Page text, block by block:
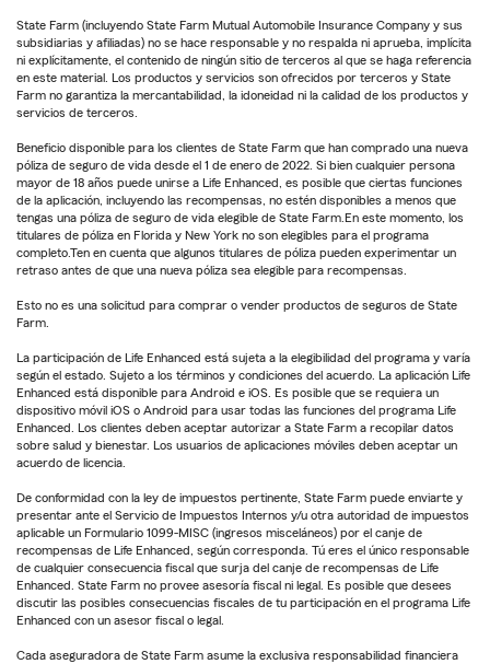
State Farm (incluyendo State Farm Mutual Automobile Insurance Company y sus
subsidiarias y afiliadas) no se hace responsable y no respalda ni aprueba, implícita
ni explícitamente, el contenido de ningún sitio de terceros al que se haga referencia
en este material. Los productos y servicios son ofrecidos por terceros y State
Farm no garantiza la mercantabilidad, la idoneidad ni la calidad de los productos y
servicios de terceros.
Beneficio disponible para los clientes de State Farm que han comprado una nueva
póliza de seguro de vida desde el 1 de enero de 2022. Si bien cualquier persona
mayor de 18 años puede unirse a Life Enhanced, es posible que ciertas funciones
de la aplicación, incluyendo las recompensas, no estén disponibles a menos que
tengas una póliza de seguro de vida elegible de State Farm.En este momento, los
titulares de póliza en Florida y New York no son elegibles para el programa
completo.Ten en cuenta que algunos titulares de póliza pueden experimentar un
retraso antes de que una nueva póliza sea elegible para recompensas.
Esto no es una solicitud para comprar o vender productos de seguros de State
Farm.
La participación de Life Enhanced está sujeta a la elegibilidad del programa y varía
según el estado. Sujeto a los términos y condiciones del acuerdo. La aplicación Life
Enhanced está disponible para Android e iOS. Es posible que se requiera un
dispositivo móvil iOS o Android para usar todas las funciones del programa Life
Enhanced. Los clientes deben aceptar autorizar a State Farm a recopilar datos
sobre salud y bienestar. Los usuarios de aplicaciones móviles deben aceptar un
acuerdo de licencia.
De conformidad con la ley de impuestos pertinente, State Farm puede enviarte y
presentar ante el Servicio de Impuestos Internos y/u otra autoridad de impuestos
aplicable un Formulario 1099-MISC (ingresos misceláneos) por el canje de
recompensas de Life Enhanced, según corresponda. Tú eres el único responsable
de cualquier consecuencia fiscal que surja del canje de recompensas de Life
Enhanced. State Farm no provee asesoría fiscal ni legal. Es posible que desees
discutir las posibles consecuencias fiscales de tu participación en el programa Life
Enhanced con un asesor fiscal o legal.
Cada aseguradora de State Farm asume la exclusiva responsabilidad financiera